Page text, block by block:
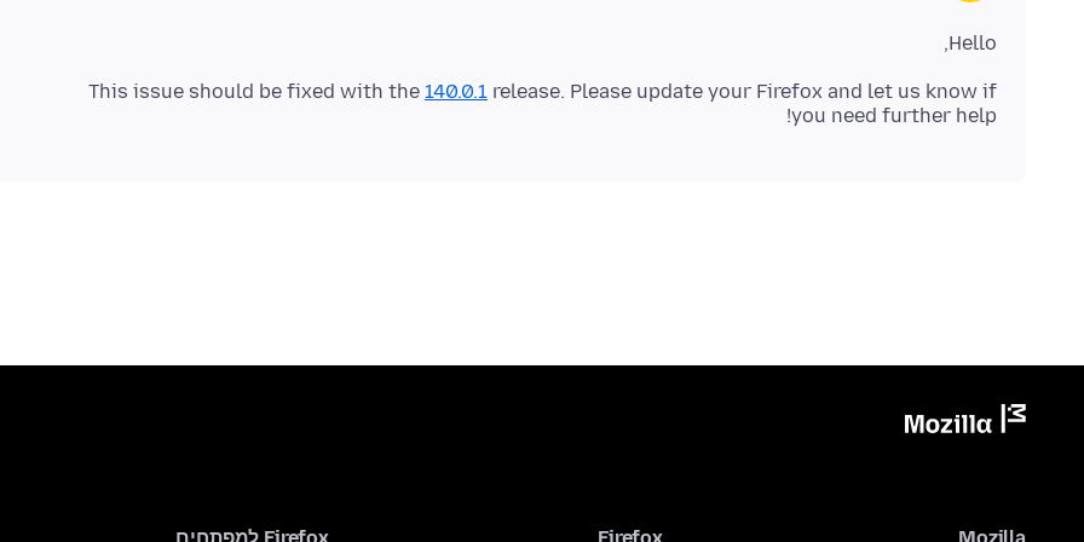
Hello,
This issue should be fixed with the 140.0.1 release. Please update your Firefox and let us know if
you need further help!